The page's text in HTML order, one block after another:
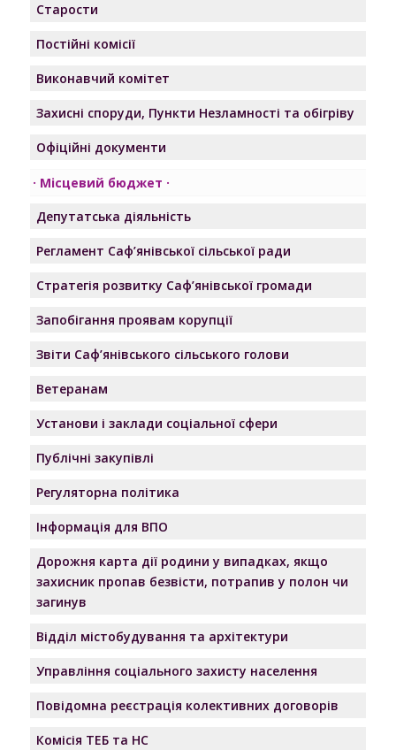
Старости
Постійні комісії
Виконавчий комітет
Захисні споруди, Пункти Незламності та обігріву
Офіційні документи
Місцевий бюджет
Депутатська діяльність
Регламент Саф’янівської сільської ради
Стратегія розвитку Саф’янівської громади
Запобігання проявам корупції
Звіти Саф’янівського сільського голови
Ветеранам
Установи і заклади соціальної сфери
Публічні закупівлі
Регуляторна політика
Інформація для ВПО
Дорожня карта дії родини у випадках, якщо
захисник пропав безвісти, потрапив у полон чи
загинув
Відділ містобудування та архітектури
Управління соціального захисту населення
Повідомна реєстрація колективних договорів
Комісія ТЕБ та НС